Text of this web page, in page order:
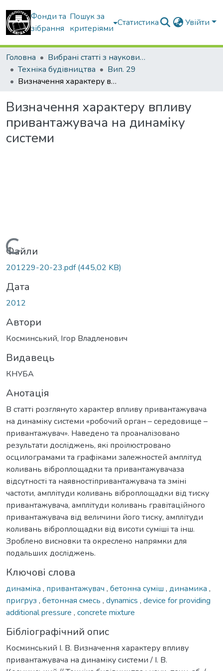
Фонди та
зібрання
Пошук за
критеріями
Статистика Увійти
Головна
Вибрані статті з наукових збірників КНУБА
Техніка будівництва
Вип. 29
Визначення характеру впливу привантажувача на динаміку системи
Визначення характеру впливу
привантажувача на динаміку
системи
Вантажиться...
Файли
201229-20-23.pdf(445,02 KB)
Дата
2012
Автори
Косминський, Ігор Владленович
Видавець
КНУБА
Анотація
В статті розглянуто характер впливу привантажувача
на динаміку системи «робочий орган – середовище –
привантажувач». Наведено та проаналізовано
результати досліджень, які проілюстровано
осцилограмами та графіками залежностей амплітуд
коливань віброплощадки та привантажувачаза
відсутності та наявностіпривантажувача та зміні
частоти, амплітуди коливань віброплощадки від тиску
привантажувача, амплітуди коливань гравітаційного
привантажувача від величини його тиску, амплітуди
коливань віброплощадки від висоти суміші та інш.
Зроблено висновки та окреслено напрямки для
подальших досліджень.
Ключові слова
динаміка , привантажувач , бетонна суміш , динамика ,
пригруз , бетонная смесь , dynamics , device for providing
additional pressure , concrete mixture
Бібліографічний опис
Косминський І. В. Визначення характеру впливу
привантажувача на динаміку системи / І. В.